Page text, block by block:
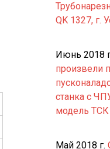
QK 1327, г.
Июнь 2018
произвели
станка с
модель ТСК
Май 2018 г.